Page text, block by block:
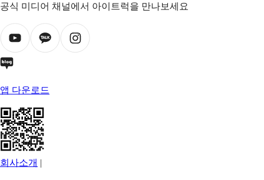
공식 미디어 채널에서 아이트럭을 만나보세요
앱 다운로드
회사소개 |